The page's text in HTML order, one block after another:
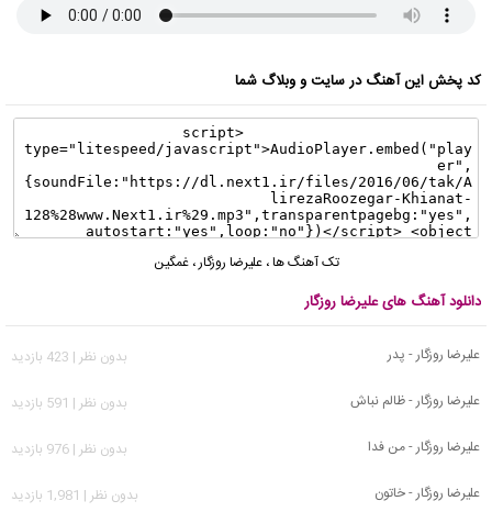
کد پخش این آهنگ در سایت و وبلاگ شما
تک آهنگ ها،علیرضا روزگار،غمگین
دانلود آهنگ های علیرضا روزگار
علیرضا روزگار - پدر
بدون نظر | 423 بازدید
علیرضا روزگار - ظالم نباش
بدون نظر | 591 بازدید
علیرضا روزگار - من فدا
بدون نظر | 976 بازدید
علیرضا روزگار - خاتون
بدون نظر | 1,981 بازدید